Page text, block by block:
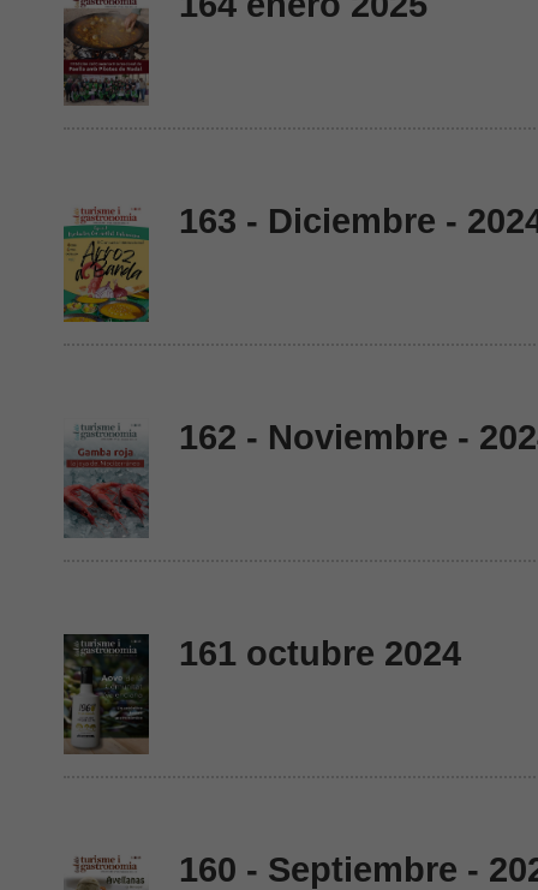
163 - Diciembre -
162 - Noviembre -
161 octubre 2024
160 - Septiembre -